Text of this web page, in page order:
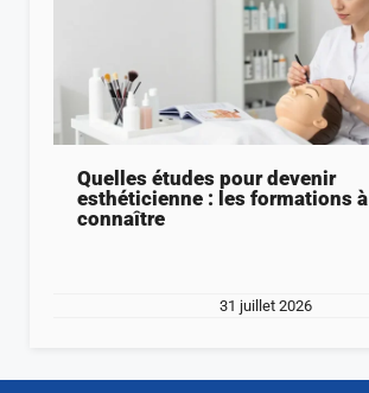
Quelles études pour devenir
esthéticienne : les formations à
connaître
31 juillet 2026